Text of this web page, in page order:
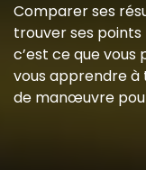
Comparer ses
trouver ses
c’est ce que
vous apprendre à
de manœuvre